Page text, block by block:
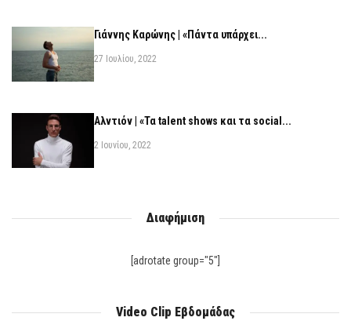
Γιάννης Καρώνης | «Πάντα υπάρχει...
27 Ιουλίου, 2022
Αλντιόν | «Τα talent shows και τα social...
2 Ιουνίου, 2022
Διαφήμιση
[adrotate group="5"]
Video Clip Εβδομάδας